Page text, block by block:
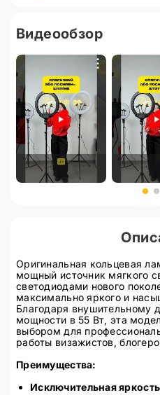
Видеообзор
Оригинальная кольцевая
мощный источник мягкого
светодиодами нового
максимально яркого и
Благодаря внушительному
мощности в 55 Вт, эта
выбором для
работы визажистов,
Преимущества:
Исключительная